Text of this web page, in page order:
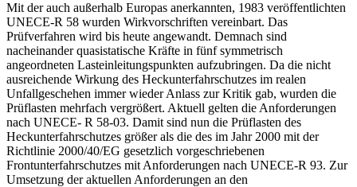
Mit der auch außerhalb Europas anerkannten, 1983 veröffentlichten
UNECE-R 58 wurden Wirkvorschriften vereinbart. Das
Prüfverfahren wird bis heute angewandt. Demnach sind
nacheinander quasistatische Kräfte in fünf symmetrisch
angeordneten Lasteinleitungspunkten aufzubringen. Da die nicht
ausreichende Wirkung des Heckunterfahrschutzes im realen
Unfallgeschehen immer wieder Anlass zur Kritik gab, wurden die
Prüflasten mehrfach vergrößert. Aktuell gelten die Anforderungen
nach UNECE- R 58-03. Damit sind nun die Prüflasten des
Heckunterfahrschutzes größer als die des im Jahr 2000 mit der
Richtlinie 2000/40/EG gesetzlich vorgeschriebenen
Frontunterfahrschutzes mit Anforderungen nach UNECE-R 93. Zur
Umsetzung der aktuellen Anforderungen an den